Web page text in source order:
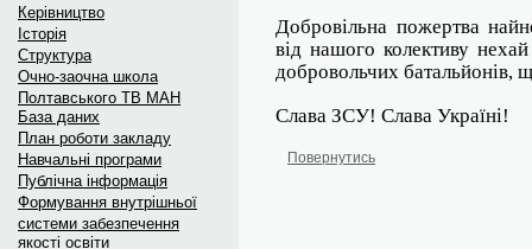
Інформаційні матеріали до
Український інститут національної...
Науковий лекторій
В рамках відзначення Дня Науки...
Дипломи переможців та
Керівництво
Історія
Структура
Oчно-заочна школа
Полтавського ТВ МАН
База даних
План роботи закладу
Навчальні програми
Публічна інформація
Формування внутрішньої
системи забезпечення
якості освіти
Добровільна пожертва
від нашого колективу
добровольчих батальйонів,
Слава ЗСУ! Слава Україні!
Повернутись